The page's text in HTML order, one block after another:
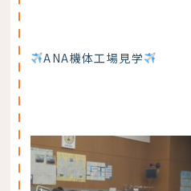
ANA機体工場見学